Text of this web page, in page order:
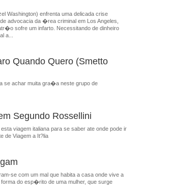
Washington) enfrenta uma delicada crise
advocacia da �rea criminal em Los Angeles,
sofre um infarto. Necessitando de dinheiro
a...
Quando Quero (Smetto
achar muita gra�a neste grupo de
Segundo Rossellini
viagem italiana para se saber ate onde pode ir
de Viagem a It?lia
se com um mal que habita a casa onde vive a
do esp�rito de uma mulher, que surge